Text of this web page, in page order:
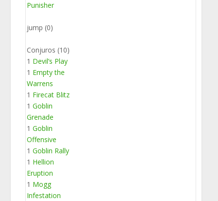
Punisher
jump (0)
Conjuros (10)
1 Devil’s Play
1 Empty the
Warrens
1 Firecat Blitz
1Goblin
Grenade
1Goblin
Offensive
1Goblin Rally
1 Hellion
Eruption
1 Mogg
Infestation